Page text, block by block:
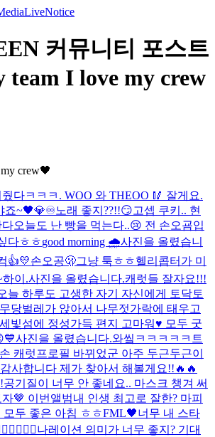
LiveNotice
커뮤니티 포스트
team I love my crew
crew🖤
다ㅋㅋㅋ. WOO 와 THEOO 🥢 잘게요.
죠~🖤💎♾️노래 좋지??!!😏고셉 쿠키.. 현
다오늘도 난 빵을 먹는다..😢 전 손오굠입
다ㅎㅎgood morning 🌧️사진을 올렸습니
👍💛손오공🫢그냥 툭ㅎㅎ헬리콥터가 미
하이.사진을 올렸습니다.캐럿들 잘자요!!!
늘 하루도 고생한 자기 자신에게 토닥토
당벌레가 앉아서 나무젓가락에 태우고
빛섬에 정성가득 편지 고마워♥️ 모두 굿
💙사진을 올렸습니다.와앀ㅋㅋㅋㅋㅋ트
캐럿 프로필 바뀌었군 아주 두근두근이
사합니다 제가 찾아서 해볼게요!!🔥🔥
공기질이 너무 안 좋네요.. 마스크 챙겨 써
🤎 이번앨범내 인생 최고로 잘한? 마피
두 좋은 아침 ㅎㅎFML🖤너무 내 스타
나레이션 의미가 너무 좋지? 기대